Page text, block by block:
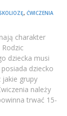
, ĆWICZENIA
charakter
dziecka musi
dziecko
jakie grupy
należy
trwać 15-